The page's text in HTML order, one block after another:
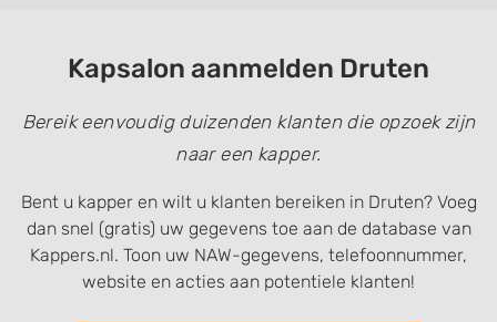
Kapsalon aanmelden Druten
Bereik eenvoudig duizenden klanten die opzoek zijn
naar een kapper.
Bent u kapper en wilt u klanten bereiken in Druten? Voeg
dan snel (gratis) uw gegevens toe aan de database van
Kappers.nl. Toon uw NAW-gegevens, telefoonnummer,
website en acties aan potentiele klanten!